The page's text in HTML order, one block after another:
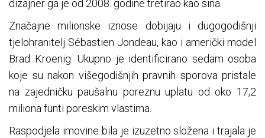
dizajner ga je od 2008. godine tretirao kao sina.
Značajne milionske iznose dobijaju i dugogodišnji
tjelohranitelj Sébastien Jondeau, kao i američki model
Brad Kroenig. Ukupno je identificirano sedam osoba
koje su nakon višegodišnjih pravnih sporova pristale
na zajedničku paušalnu poreznu uplatu od oko 17,2
miliona funti poreskim vlastima.
Raspodjela imovine bila je izuzetno složena i trajala je